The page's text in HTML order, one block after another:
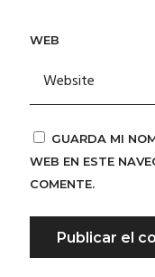
WEB
GUARDA MI
WEB EN ESTE
COMENTE.